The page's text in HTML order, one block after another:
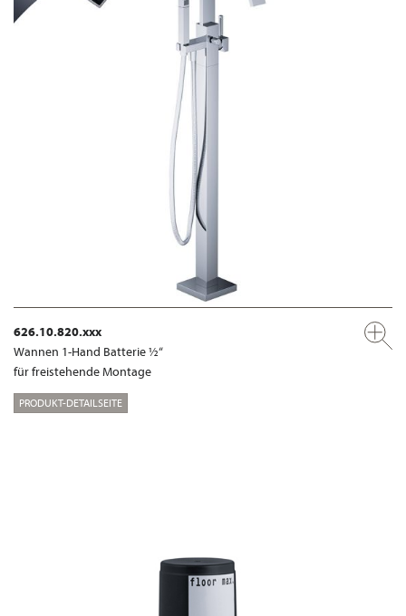
626.10.820.xxx
Wannen 1-Hand Batterie ½“
für freistehende Montage
PRODUKT-DETAILSEITE